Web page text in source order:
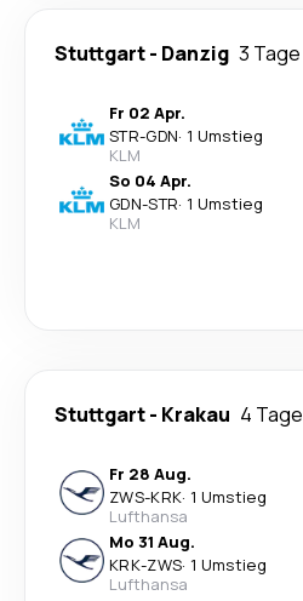
Stuttgart- Danzig 3 Tage
Fr 02 Apr.
STR-GDN· 1 Umstieg
KLM
So 04 Apr.
GDN-STR· 1 Umstieg
KLM
Stuttgart- Krakau 4 Tage
Fr 28 Aug.
ZWS-KRK· 1 Umstieg
Lufthansa
Mo 31 Aug.
KRK-ZWS· 1 Umstieg
Lufthansa